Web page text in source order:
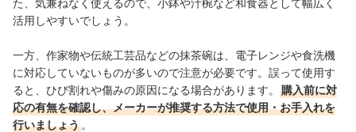
活用しやすいでしょう。
一方、作家物や伝統工芸品などの抹茶碗は、電子レンジや食洗機
に対応していないものが多いので注意が必要です。誤って使用す
ると、ひび割れや傷みの原因になる場合があります。
購入前に対
応の有無を確認し、メーカーが推奨する方法で使用・お手入れを
行いましょう 。